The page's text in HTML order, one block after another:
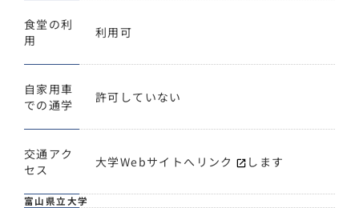
食堂の利
用
利用可
自家用車
での通学
許可していない
交通アク
セス
大学Webサイトへ リンク します
富山県立大学